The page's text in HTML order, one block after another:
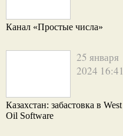
Канал «Простые числа»
25 января
2024 16:41
Казахстан: забастовка в West
Oil Software